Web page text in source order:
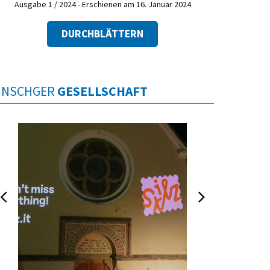
Ausgabe 1 / 2024 - Erschienen am 16. Januar 2024
DURCHBLÄTTERN
GESELLSCHAFT